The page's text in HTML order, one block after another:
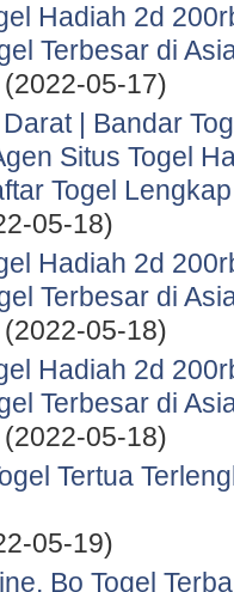
Hadiah 2d
Terbesar di
(2022-05-17)
| Bandar
Situs Togel
Togel
05-18)
Hadiah 2d
Terbesar di
(2022-05-18)
Hadiah 2d
Terbesar di
(2022-05-18)
Tertua
05-19)
Bo Togel